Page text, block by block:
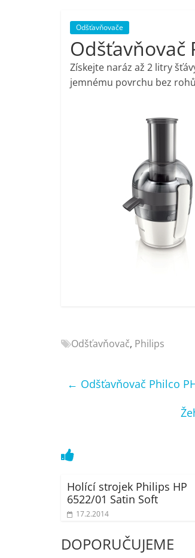
porovnání,
pračky,
televize,
notebooky,
mobilní
telefony,
kávovary,
bazény
OK,
televize,
bazény
Odšťavňovače
Odšťavňovač
Získejte naráz až 2 litry
jemnému povrchu bez
Odšťavňovač, Philips
← Odšťavňovač Philco
Holící strojek Philips HP
6522/01 Satin Soft
17.2.2014
DOPORUČUJEME